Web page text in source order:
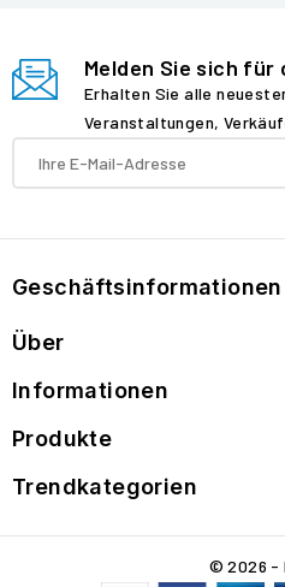
Melden Sie sich
Erhalten Sie alle
Veranstaltungen,
Geschäftsinformationen
Über
Informationen
Produkte
Trendkategorien
© 2026 -